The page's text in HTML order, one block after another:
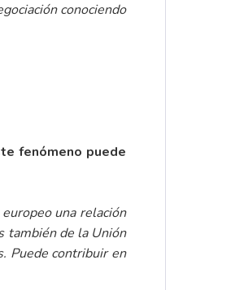
conociendo
fenómeno puede
una relación
también de la Unión
Puede contribuir en